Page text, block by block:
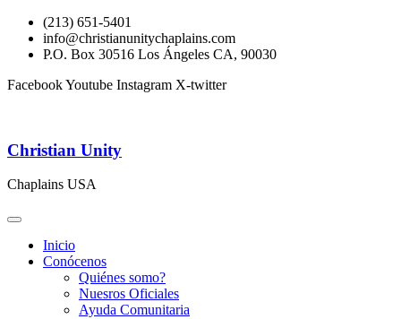
(213) 651-5401
info@christianunitychaplains.com
P.O. Box 30516 Los Ángeles CA, 90030
FacebookYoutube Instagram X-twitter
Christian Unity
Chaplains USA
Inicio
Conócenos
Quiénes somo?
Nuesros Oficiales
Ayuda Comunitaria